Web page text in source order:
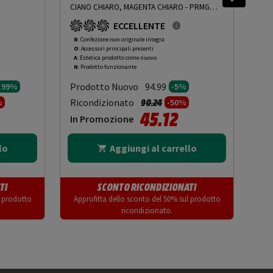
da
prodotto
CIANO CHIARO, MAGENTA CHIARO - PRMG
GRADING ROAN - 5%
5%
ECCELLENTE
R: Confezione non originale integra
O: Accessori principali presenti
A: Estetica prodotto come nuovo
N: Prodotto funzionante
Prodotto Nuovo 94.99 -5%
Ricondizionato Prezzo ridotto da
90.24a-50%
In Promozione 45.12
Aggiungi al carrello
SCONTO RICONDIZIONATI
Approfitta dello sconto del 50% sul prodotto
ricondizionato.